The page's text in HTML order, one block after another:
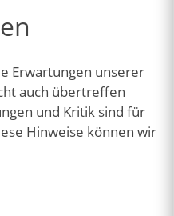
Erwartungen unserer
auch übertreffen
und Kritik sind für
Hinweise können wir